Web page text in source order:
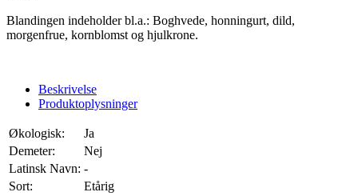
Blandingen indeholder bl.a.: Boghvede, honningurt, dild,
morgenfrue, kornblomst og hjulkrone.
Beskrivelse
Produktoplysninger
Økologisk:
Ja
Demeter:
Nej
Latinsk Navn: -
Sort:
Etårig